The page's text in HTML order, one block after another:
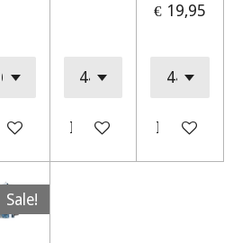
In winkelwagen
€ 19,95
In
Sale!